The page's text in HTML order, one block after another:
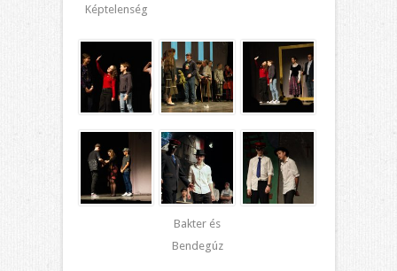
Képtelenség
Bakter és
Bendegúz